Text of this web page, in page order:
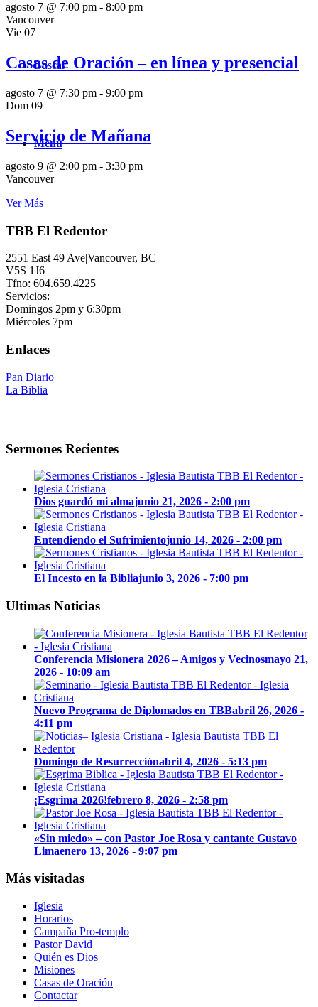
Buscar
Menú
agosto 7 @ 7:00 pm - 8:00 pm
Vancouver
Vie 07
Casas de Oración – en línea y presencial
agosto 7 @ 7:30 pm - 9:00 pm
Dom 09
Servicio de Mañana
agosto 9 @ 2:00 pm - 3:30 pm
Vancouver
Ver Más
TBB El Redentor
2551 East 49 Ave|Vancouver, BC
V5S 1J6
Tfno: 604.659.4225
Servicios:
Domingos 2pm y 6:30pm
Miércoles 7pm
Enlaces
Pan Diario
La Biblia
Sermones Recientes
Dios guardó mi almajunio 21, 2026 - 2:00 pm
Entendiendo el Sufrimientojunio 14, 2026 - 2:00 pm
El Incesto en la Bibliajunio 3, 2026 - 7:00 pm
Ultimas Noticias
Conferencia Misionera 2026 – Amigos y Vecinosmayo 21,
2026 - 10:09 am
Nuevo Programa de Diplomados en TBBabril 26, 2026 -
4:11 pm
Domingo de Resurrecciónabril 4, 2026 - 5:13 pm
¡Esgrima 2026!febrero 8, 2026 - 2:58 pm
«Sin miedo» – con Pastor Joe Rosa y cantante Gustavo
Limaenero 13, 2026 - 9:07 pm
Más visitadas
Iglesia
Horarios
Campaña Pro-templo
Pastor David
Quién es Dios
Misiones
Casas de Oración
Contactar